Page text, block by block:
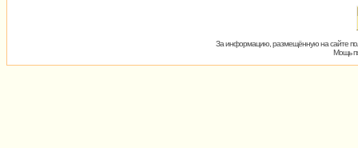
За информацию, размещённую на сайте
Мощь